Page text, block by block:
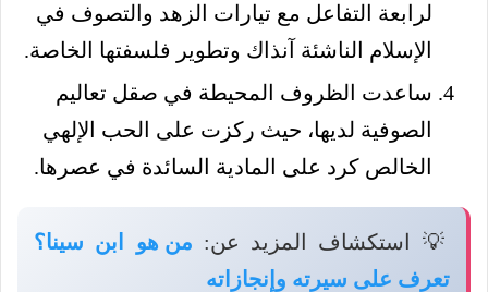
لرابعة التفاعل مع تيارات الزهد والتصوف في
الإسلام الناشئة آنذاك وتطوير فلسفتها الخاصة.
ساعدت الظروف المحيطة في صقل تعاليم
الصوفية لديها، حيث ركزت على الحب الإلهي
الخالص كرد على المادية السائدة في عصرها.
💡 استكشاف المزيد عن: من هو ابن سينا؟
تعرف على سيرته وإنجازاته